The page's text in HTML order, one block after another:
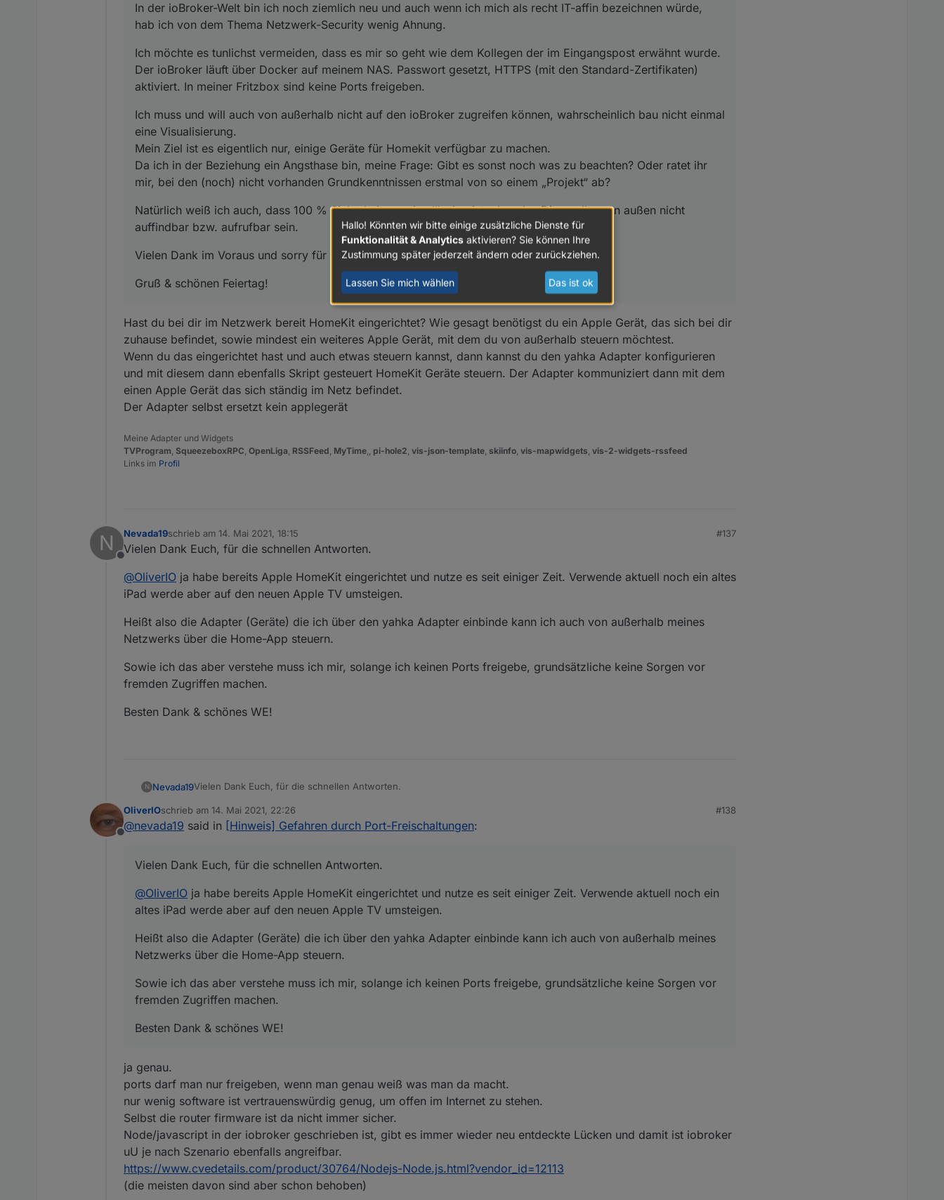
Da ich in der Beziehung ein Angsthase bin, meine Frage: Gibt es sonst noch was zu beachten? Oder ratet ihr mir, bei den
(noch) nicht vorhanden Grundkenntnissen erstmal von so einem „Projekt“ ab?
aufrufbar sein.
Vielen Dank im Voraus und sorry für die beginner Fragen.
Gruß & schönen Feiertag!
In der ioBroker-Welt bin ich noch ziemlich neu und auch wenn ich mich als recht IT-affin bezeichnen würde,
hab ich von dem Thema Netzwerk-Security wenig Ahnung.
Ich möchte es tunlichst vermeiden, dass es mir so geht wie dem Kollegen der im Eingangspost erwähnt wurde.
Der ioBroker läuft über Docker auf meinem NAS. Passwort gesetzt, HTTPS (mit den Standard-Zertifikaten)
aktiviert. In meiner Fritzbox sind keine Ports freigeben.
Ich muss und will auch von außerhalb nicht auf den ioBroker zugreifen können, wahrscheinlich bau nicht einmal
eine Visualisierung.
Mein Ziel ist es eigentlich nur, einige Geräte für Homekit verfügbar zu machen.
Da ich in der Beziehung ein Angsthase bin, meine Frage: Gibt es sonst noch was zu beachten? Oder ratet ihr
mir, bei den (noch) nicht vorhanden Grundkenntnissen erstmal von so einem „Projekt“ ab?
Natürlich weiß ich auch, dass 100 % Sicherheit nur eine Illusion ist, aber das Ding sollte von außen nicht
auffindbar bzw. aufrufbar sein.
Vielen Dank im Voraus und sorry für die beginner Fragen.
Gruß & schönen Feiertag!
Hast du bei dir im Netzwerk bereit HomeKit eingerichtet? Wie gesagt benötigst du ein Apple Gerät, das sich bei dir
zuhause befindet, sowie mindest ein weiteres Apple Gerät, mit dem du von außerhalb steuern möchtest.
Wenn du das eingerichtet hast und auch etwas steuern kannst, dann kannst du den yahka Adapter konfigurieren
und mit diesem dann ebenfalls Skript gesteuert HomeKit Geräte steuern. Der Adapter kommuniziert dann mit dem
einen Apple Gerät das sich ständig im Netz befindet.
Der Adapter selbst ersetzt kein applegerät
Meine Adapter und Widgets
TVProgram, SqueezeboxRPC, OpenLiga, RSSFeed, MyTime,, pi-hole2, vis-json-template, skiinfo, vis-mapwidgets, vis-2-widgets-rssfeed
Links im Profil
N
Offline
Nevada19schrieb am 14. Mai 2021, 18:15
zuletzt editiert von
#137
Vielen Dank Euch, für die schnellen Antworten.
@OliverIO ja habe bereits Apple HomeKit eingerichtet und nutze es seit einiger Zeit. Verwende aktuell noch ein altes
iPad werde aber auf den neuen Apple TV umsteigen.
Heißt also die Adapter (Geräte) die ich über den yahka Adapter einbinde kann ich auch von außerhalb meines
Netzwerks über die Home-App steuern.
Sowie ich das aber verstehe muss ich mir, solange ich keinen Ports freigebe, grundsätzliche keine Sorgen vor
fremden Zugriffen machen.
Besten Dank & schönes WE!
N Nevada19Vielen Dank Euch, für die schnellen Antworten.
@OliverIOja habe bereits Apple HomeKit eingerichtet und nutze es seit einiger Zeit. Verwende aktuell noch ein altes iPad
werde aber auf den neuen Apple TV umsteigen.
Sowie ich das aber verstehe muss ich mir, solange ich keinen Ports freigebe, grundsätzliche keine Sorgen vor fremden
Besten Dank & schönes WE!
Offline
OliverIOschrieb am 14. Mai 2021, 22:26
zuletzt editiert von
#138
@nevada19 said in [Hinweis] Gefahren durch Port-Freischaltungen:
Vielen Dank Euch, für die schnellen Antworten.
@OliverIO ja habe bereits Apple HomeKit eingerichtet und nutze es seit einiger Zeit. Verwende aktuell noch ein
altes iPad werde aber auf den neuen Apple TV umsteigen.
Heißt also die Adapter (Geräte) die ich über den yahka Adapter einbinde kann ich auch von außerhalb meines
Netzwerks über die Home-App steuern.
Sowie ich das aber verstehe muss ich mir, solange ich keinen Ports freigebe, grundsätzliche keine Sorgen vor
fremden Zugriffen machen.
Besten Dank & schönes WE!
ja genau.
ports darf man nur freigeben, wenn man genau weiß was man da macht.
nur wenig software ist vertrauenswürdig genug, um offen im Internet zu stehen.
Selbst die router firmware ist da nicht immer sicher.
Node/javascript in der iobroker geschrieben ist, gibt es immer wieder neu entdeckte Lücken und damit ist iobroker
uU je nach Szenario ebenfalls angreifbar.
https://www.cvedetails.com/product/30764/Nodejs-Node.js.html?vendor_id=12113
(die meisten davon sind aber schon behoben)
Hallo! Könnten wir bitte einige zusätzliche Dienste für
Funktionalität & Analytics aktivieren? Sie können Ihre
Zustimmung später jederzeit ändern oder zurückziehen.
Lassen Sie mich wählen Das ist ok